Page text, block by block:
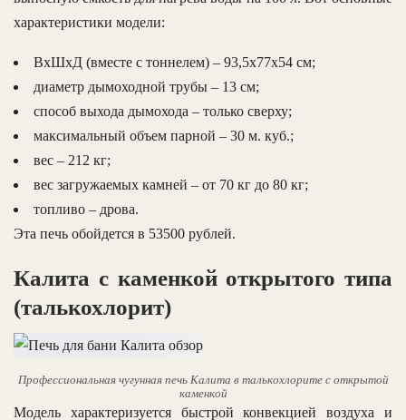
характеристики модели:
ВхШхД (вместе с тоннелем) – 93,5х77х54 см;
диаметр дымоходной трубы – 13 см;
способ выхода дымохода – только сверху;
максимальный объем парной – 30 м. куб.;
вес – 212 кг;
вес загружаемых камней – от 70 кг до 80 кг;
топливо – дрова.
Эта печь обойдется в 53500 рублей.
Калита с каменкой открытого типа
(талькохлорит)
Профессиональная чугунная печь Калита в талькохлорите с открытой
каменкой
Модель характеризуется быстрой конвекцией воздуха и